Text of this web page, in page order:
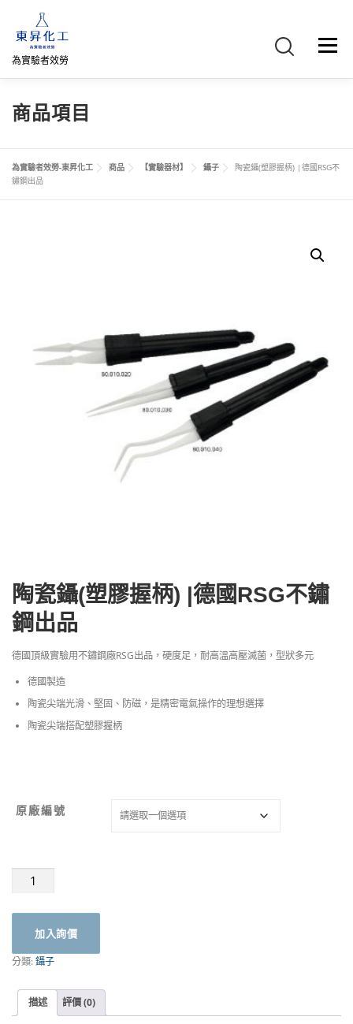
為實驗者效勞
選單
首頁 關於我們
網路商店 直購專區 詢價車、購物車/會員
商品項目
為實驗者效勞-東昇化工 商品 【實驗器材】 鑷子
陶瓷鑷(塑膠握柄) |德國RSG不
鏽鋼出品
陶瓷鑷(塑膠握柄) |德國RSG不鏽
鋼出品
德國頂級實驗用不鏽鋼廠RSG出品，硬度足，耐高溫高壓滅菌，型狀多元
德國製造
陶瓷尖端光滑、堅固、防磁，是精密電氣操作的理想選擇
陶瓷尖端搭配塑膠握柄
原廠編號
握
柄)
國
加入詢價
分類:鑷子
描述 評價 (0)